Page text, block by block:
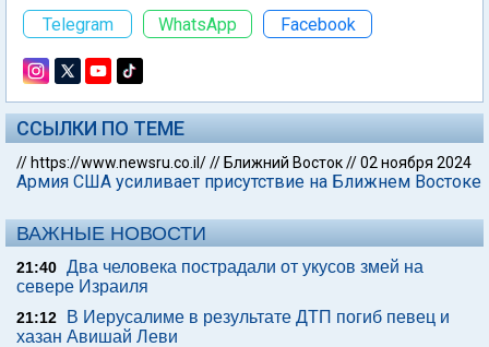
Telegram
WhatsApp Facebook
ССЫЛКИ ПО ТЕМЕ
// https://www.newsru.co.il/// Ближний Восток//02 ноября 2024
Армия США усиливает присутствие на Ближнем Востоке
ВАЖНЫЕ НОВОСТИ
21:40 Два человека пострадали от укусов змей на
севере Израиля
21:12
В Иерусалиме в результате ДТП погиб певец и
хазан Авишай Леви